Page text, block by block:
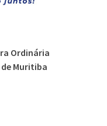
Ordinária
Muritiba